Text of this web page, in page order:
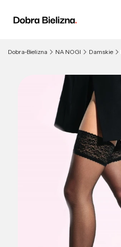
Dobra-Bielizna NA NOGI Damskie